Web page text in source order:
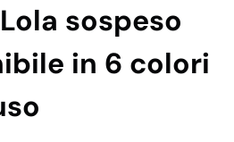
sospeso
in 6 colori